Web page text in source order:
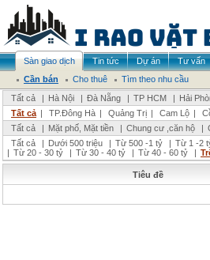
Sàn giao dịch Tin tức Dự án Tư vấn
Cần bán
Cho thuê
Tìm theo nhu cầu
Tất cả
| Hà Nội | Đà Nẵng | TP HCM | Hải
Tất cả | TP.Đông Hà | Quảng Trị | Cam Lộ |
Tất cả
| Mặt phố, Mặt tiền | Chung cư ,căn hộ |
Tất cả
| Dưới 500 triệu | Từ 500 -1 tỷ | Từ 1 -2
| Từ 20 - 30 tỷ | Từ 30 - 40 tỷ | Từ 40 - 60 tỷ |
Tiêu đề